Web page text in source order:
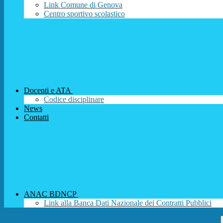
Link Comune di Genova
Centro sportivo scolastico
Docenti e ATA
Codice disciplinare
News
Contatti
ANAC BDNCP
Link alla Banca Dati Nazionale dei Contratti Pubblici